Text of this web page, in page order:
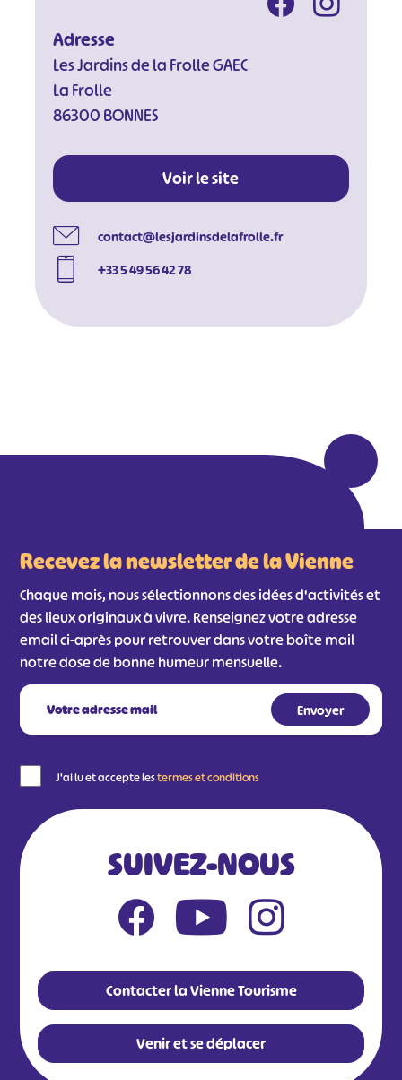
Adresse
Les Jardins de la Frolle GAEC
La Frolle
86300 BONNES
Voir le site
contact@lesjardinsdelafrolle.fr
+33 5 49 56 42 78
Recevez la newsletter de la Vienne
Chaque mois, nous sélectionnons des idées d'activités et
des lieux originaux à vivre. Renseignez votre adresse
email ci-après pour retrouver dans votre boîte mail
notre dose de bonne humeur mensuelle.
J'ai lu et accepte lestermes et conditions
SUIVEZ-NOUS
Contacter la Vienne Tourisme
Venir et se déplacer
#